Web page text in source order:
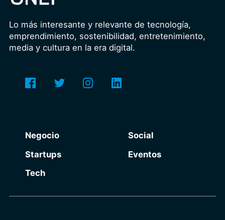
Lo más interesante y relevante de tecnología,
emprendimiento, sostenibilidad, entretenimiento,
media y cultura en la era digital.
Negocio
Startups
Tech
Social
Eventos